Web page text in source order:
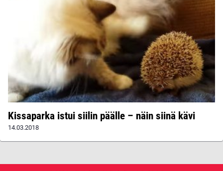
Kissaparka istui siilin päälle – näin siinä kävi
14.03.2018